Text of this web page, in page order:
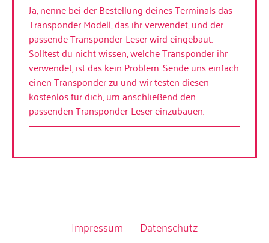
Ja, nenne bei der Bestellung deines Terminals das
Transponder Modell, das ihr verwendet, und der
passende Transponder-Leser wird eingebaut.
Solltest du nicht wissen, welche Transponder ihr
verwendet, ist das kein Problem. Sende uns einfach
einen Transponder zu und wir testen diesen
kostenlos für dich, um anschließend den
passenden Transponder-Leser einzubauen.
Impressum Datenschutz